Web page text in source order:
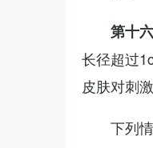
第十
长径超过
皮肤对刺
下列